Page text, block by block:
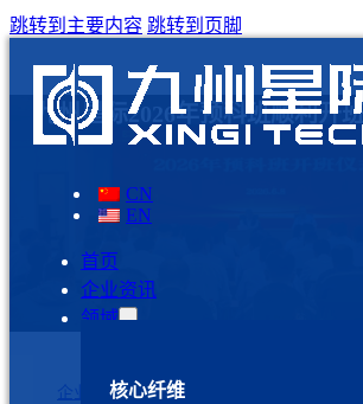
跳转到主要内容 跳转到页脚
CN
EN
首页
企业资讯
领域
核心纤维
九州星际2026年预科班顺利开班
企业资讯